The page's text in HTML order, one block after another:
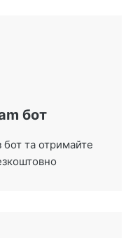
бот
та отримайте